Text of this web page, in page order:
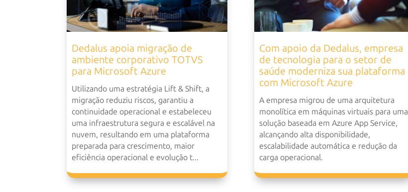
Dedalus apoia migração de
ambiente corporativo TOTVS
para Microsoft Azure
Utilizando uma estratégia Lift & Shift, a
migração reduziu riscos, garantiu a
continuidade operacional e estabeleceu
uma infraestrutura segura e escalável na
nuvem, resultando em uma plataforma
preparada para crescimento, maior
eficiência operacional e evolução t...
Com apoio da Dedalus, empresa
de tecnologia para o setor de
saúde moderniza sua plataforma
com Microsoft Azure
A empresa migrou de uma arquitetura
monolítica em máquinas virtuais para uma
solução baseada em Azure App Service,
alcançando alta disponibilidade,
escalabilidade automática e redução da
carga operacional.